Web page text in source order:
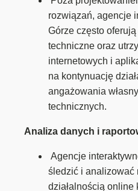
rozwiązań, agencje
Górze często
techniczne oraz
internetowych i
na kontynuację
angażowania
technicznych.
Analiza danych i
Agencje
śledzić i analizować
działalnością online